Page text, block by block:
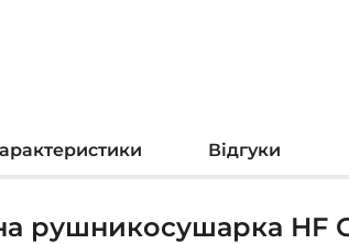
Відгуки
рушникосушарка HF